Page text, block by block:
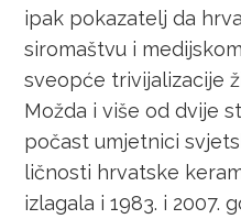
ipak pokazatelj da
siromaštvu i
sveopće trivijalizacije
Možda i više od dvije
počast umjetnici
ličnosti hrvatske
izlagala i 1983. i 2007.